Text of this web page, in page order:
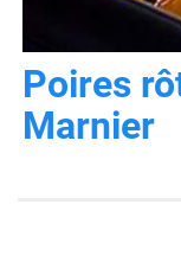
Poires
Marnier